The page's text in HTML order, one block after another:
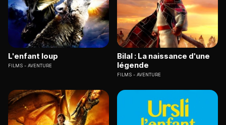
L'enfant loup
FILMS AVENTURE
Bilal : La naissance d'une
légende
FILMS AVENTURE